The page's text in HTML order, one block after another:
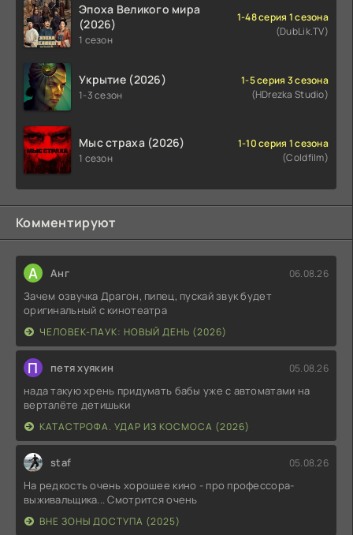
Эпоха Великого мира
(2026)
1 сезон
1-48 серия 1 сезона
(DubLik.TV)
Укрытие (2026)
1-3 сезон
1-5 серия 3 сезона
(HDrezka Studio)
Мыс страха (2026)
1 сезон
1-10 серия 1 сезона
(Coldfilm)
Комментируют
А Анг 06.08.26
Зачем озвучка Драгон, пипец, пускай звук будет
оригинальный с кинотеатра
ЧЕЛОВЕК-ПАУК: НОВЫЙ ДЕНЬ (2026)
П петя хуякин 05.08.26
нада такую хрень придумать бабы уже с автоматами на
верталёте детишьки
КАТАСТРОФА. УДАР ИЗ КОСМОСА (2026)
staf 05.08.26
На редкость очень хорошее кино - про профессора-
выживальщика... Смотрится очень
ВНЕ ЗОНЫ ДОСТУПА (2025)